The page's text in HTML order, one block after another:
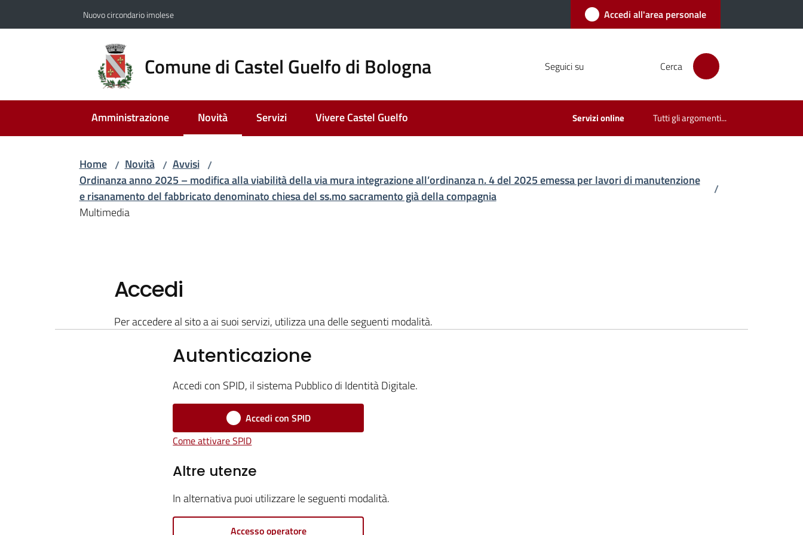
Nuovo circondario imolese Accedi all'area personale
Comune di Castel Guelfo di Bologna Seguici su Cerca
Amministrazione Novità
Menu selezionato
Servizi Vivere Castel Guelfo Servizi online Tutti gli argomenti...
Home / Novità / Avvisi /
Ordinanza anno 2025 – modifica alla viabilità della via mura integrazione all’ordinanza n. 4 del 2025 emessa per lavori di manutenzione
e risanamento del fabbricato denominato chiesa del ss.mo sacramento già della compagnia
/
Multimedia
Accedi
Per accedere al sito a ai suoi servizi, utilizza una delle seguenti modalità.
Autenticazione
Accedi con SPID, il sistema Pubblico di Identità Digitale.
Accedi con SPID
Come attivare SPID
Altre utenze
In alternativa puoi utilizzare le seguenti modalità.
Accesso operatore